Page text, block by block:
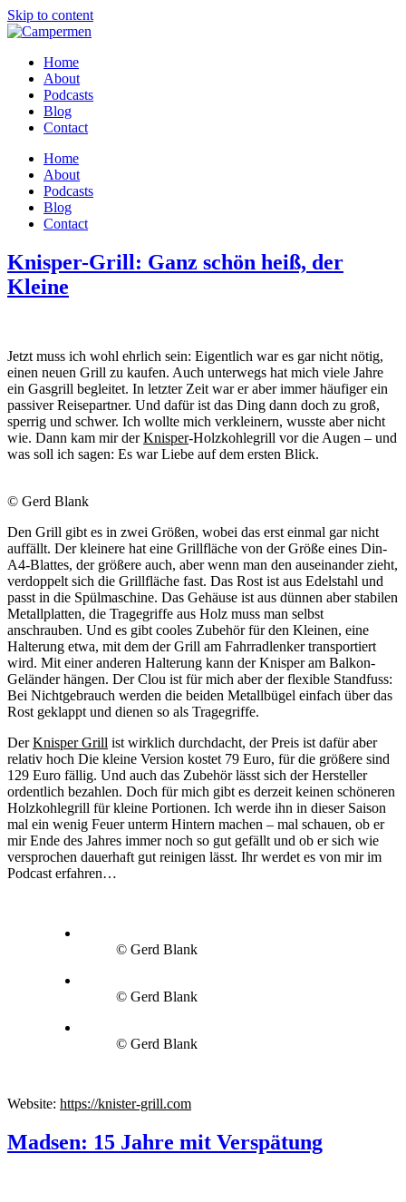
Skip to content
Home
About
Podcasts
Blog
Contact
Home
About
Podcasts
Blog
Contact
Knisper-Grill: Ganz schön heiß, der
Kleine
Jetzt muss ich wohl ehrlich sein: Eigentlich war es gar nicht nötig,
einen neuen Grill zu kaufen. Auch unterwegs hat mich viele Jahre
ein Gasgrill begleitet. In letzter Zeit war er aber immer häufiger ein
passiver Reisepartner. Und dafür ist das Ding dann doch zu groß,
sperrig und schwer. Ich wollte mich verkleinern, wusste aber nicht
wie. Dann kam mir derKnisper-Holzkohlegrill vor die Augen – und
was soll ich sagen: Es war Liebe auf dem ersten Blick.
© Gerd Blank
Den Grill gibt es in zwei Größen, wobei das erst einmal gar nicht
auffällt. Der kleinere hat eine Grillfläche von der Größe eines Din-
A4-Blattes, der größere auch, aber wenn man den auseinander zieht,
verdoppelt sich die Grillfläche fast. Das Rost ist aus Edelstahl und
passt in die Spülmaschine. Das Gehäuse ist aus dünnen aber stabilen
Metallplatten, die Tragegriffe aus Holz muss man selbst
anschrauben. Und es gibt cooles Zubehör für den Kleinen, eine
Halterung etwa, mit dem der Grill am Fahrradlenker transportiert
wird. Mit einer anderen Halterung kann der Knisper am Balkon-
Geländer hängen. Der Clou ist für mich aber der flexible Standfuss:
Bei Nichtgebrauch werden die beiden Metallbügel einfach über das
Rost geklappt und dienen so als Tragegriffe.
DerKnisper Grill ist wirklich durchdacht, der Preis ist dafür aber
relativ hoch Die kleine Version kostet 79 Euro, für die größere sind
129 Euro fällig. Und auch das Zubehör lässt sich der Hersteller
ordentlich bezahlen. Doch für mich gibt es derzeit keinen schöneren
Holzkohlegrill für kleine Portionen. Ich werde ihn in dieser Saison
mal ein wenig Feuer unterm Hintern machen – mal schauen, ob er
mir Ende des Jahres immer noch so gut gefällt und ob er sich wie
versprochen dauerhaft gut reinigen lässt. Ihr werdet es von mir im
Podcast erfahren…
© Gerd Blank
© Gerd Blank
© Gerd Blank
Website: https://knister-grill.com
Madsen: 15 Jahre mit Verspätung